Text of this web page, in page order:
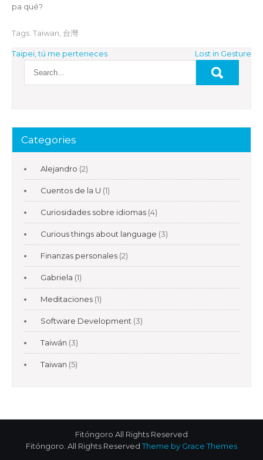
pa qué?
Tags: Taiwan 台灣
Post
navigation
Taipei, tú me perteneces Lost in Gesture
Categories
Alejandro (2)
Cuentos de la U (1)
Curiosidades sobre idiomas (4)
Curious things about language (3)
Finanzas personales (2)
Gabriela (1)
Meditaciones (1)
Software Development (3)
Taiwán (3)
Taiwan (5)
Fitóngoro All Rights Reserved
Fitóngoro. All Rights ReservedTheme by Grace Themes